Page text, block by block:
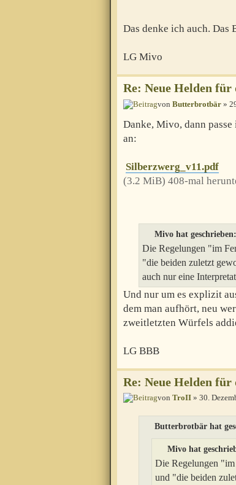
Das denke ich auch. Das
LG Mivo
Re: Neue Helden
von Butterbrotbär »
Danke, Mivo, dann
an:
Silberzwerg_v11.pdf
(3.2 MiB) 408-mal
Mivo hat geschrieben:
Die Regelungen "im
"die beiden zuletzt
auch nur eine
Und nur um es explizit
dem man aufhört, neu
zweitletzten Würfels
LG BBB
Re: Neue Helden
von TroII » 30.
Butterbrotbär hat
Mivo hat
Die Regelungen
und "die beiden